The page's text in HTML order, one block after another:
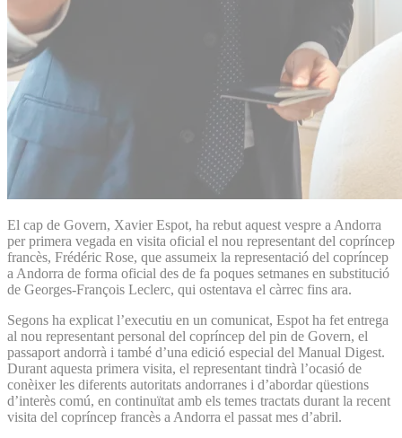
El cap de Govern, Xavier Espot, ha rebut aquest vespre a Andorra
per primera vegada en visita oficial el nou representant del copríncep
francès, Frédéric Rose, que assumeix la representació del copríncep
a Andorra de forma oficial des de fa poques setmanes en substitució
de Georges-François Leclerc, qui ostentava el càrrec fins ara.
Segons ha explicat l’executiu en un comunicat, Espot ha fet entrega
al nou representant personal del copríncep del pin de Govern, el
passaport andorrà i també d’una edició especial del Manual Digest.
Durant aquesta primera visita, el representant tindrà l’ocasió de
conèixer les diferents autoritats andorranes i d’abordar qüestions
d’interès comú, en continuïtat amb els temes tractats durant la recent
visita del copríncep francès a Andorra el passat mes d’abril.